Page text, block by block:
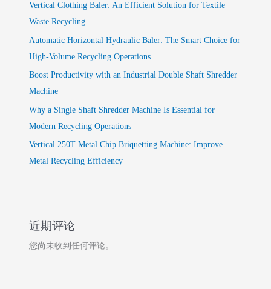
Vertical Clothing Baler: An Efficient Solution for Textile
Waste Recycling
Automatic Horizontal Hydraulic Baler: The Smart Choice for
High-Volume Recycling Operations
Boost Productivity with an Industrial Double Shaft Shredder
Machine
Why a Single Shaft Shredder Machine Is Essential for
Modern Recycling Operations
Vertical 250T Metal Chip Briquetting Machine: Improve
Metal Recycling Efficiency
近期评论
您尚未收到任何评论。